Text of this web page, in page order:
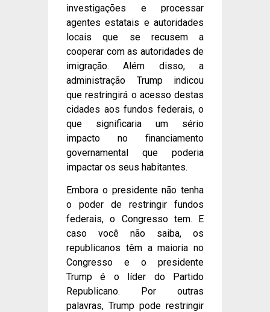
investigações e processar
agentes estatais e autoridades
locais que se recusem a
cooperar com as autoridades de
imigração. Além disso, a
administração Trump indicou
que restringirá o acesso destas
cidades aos fundos federais, o
que significaria um sério
impacto no financiamento
governamental que poderia
impactar os seus habitantes.
Embora o presidente não tenha
o poder de restringir fundos
federais, o Congresso tem. E
caso você não saiba, os
republicanos têm a maioria no
Congresso e o presidente
Trump é o líder do Partido
Republicano. Por outras
palavras, Trump pode restringir